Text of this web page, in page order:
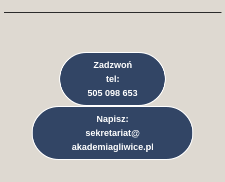
Zadzwoń
tel:
505 098 653
Napisz:
sekretariat@
akademiagliwice.pl